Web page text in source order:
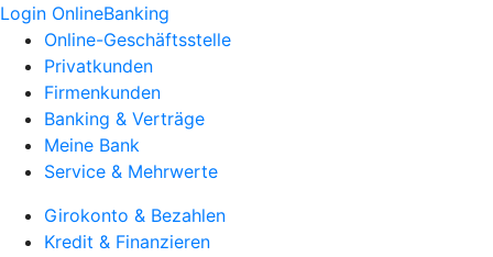
Login OnlineBanking
Online-Geschäftsstelle
Privatkunden
Firmenkunden
Banking & Verträge
Meine Bank
Service & Mehrwerte
Girokonto & Bezahlen
Kredit & Finanzieren